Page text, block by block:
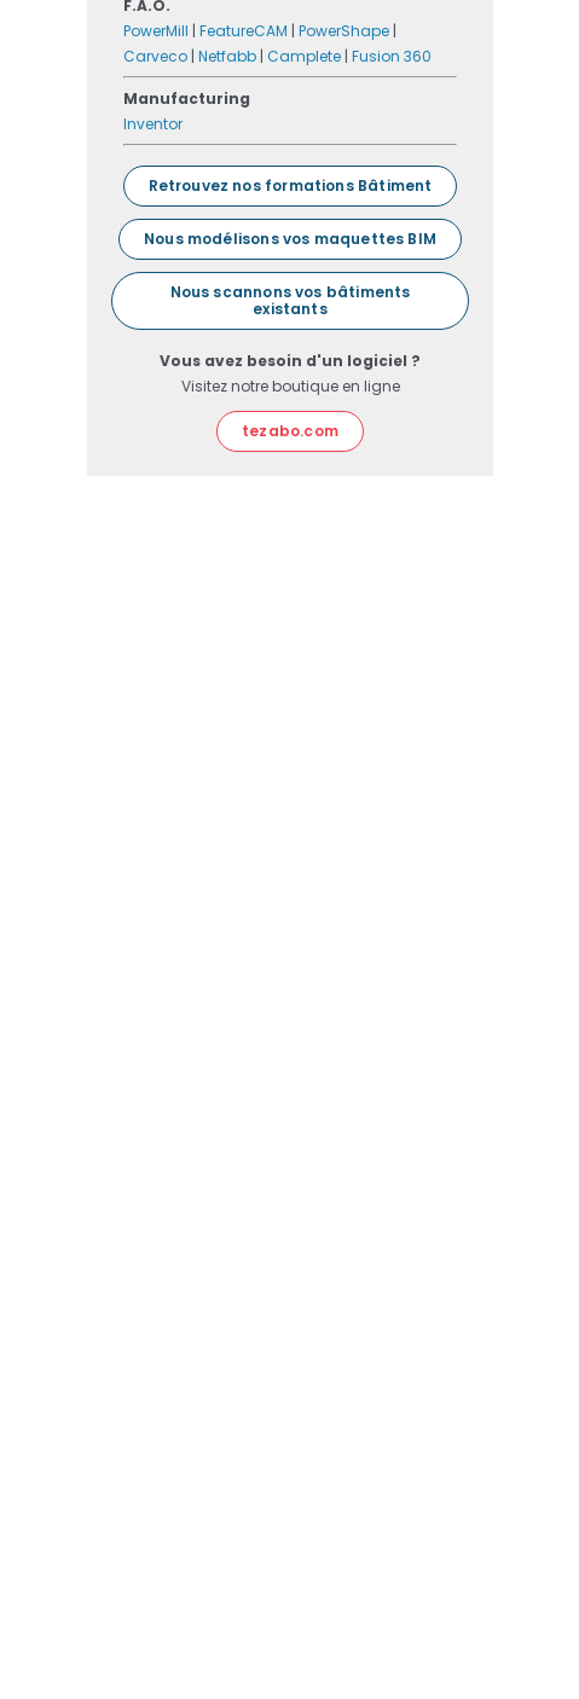
F.A.O.
PowerMill | FeatureCAM | PowerShape |
Carveco | Netfabb | Camplete | Fusion 360
Manufacturing
Inventor
Retrouvez nos formations Bâtiment
Nous modélisons vos maquettes BIM
Nous scannons vos bâtiments
existants
Vous avez besoin d'un logiciel ?
Visitez notre boutique en ligne
tezabo.com